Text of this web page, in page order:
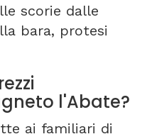
scorie dalle
bara, protesi
l'Abate?
ai familiari di